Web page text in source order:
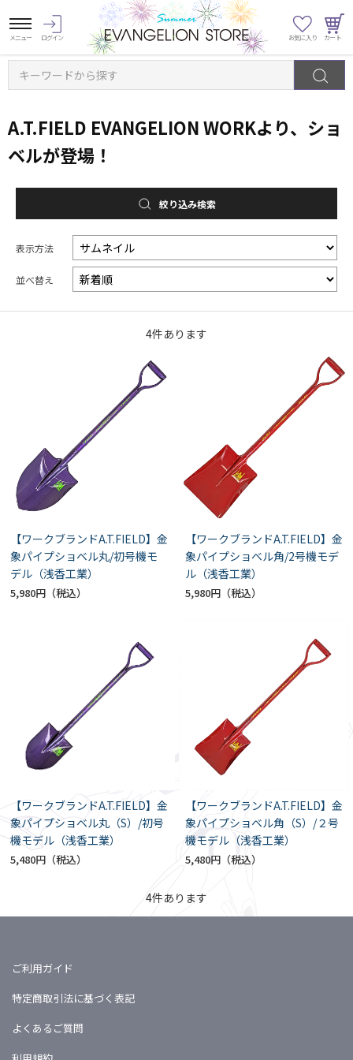
キーワードから探す
A.T.FIELD EVANGELION WORKより、ショ
ベルが登場！
絞り込み検索
表示方法
並べ替え
4件あります
【ワークブランドA.T.FIELD】金
象パイプショベル丸/初号機モ
デル（浅香工業）
5,980円
【ワークブランドA.T.FIELD】金
象パイプショベル角/2号機モデ
ル（浅香工業）
5,980円
【ワークブランドA.T.FIELD】金
象パイプショベル丸（S）/初号
機モデル（浅香工業）
5,480円
【ワークブランドA.T.FIELD】金
象パイプショベル角（S）/２号
機モデル（浅香工業）
5,480円
4件あります
ご利用ガイド
特定商取引法に基づく表記
よくあるご質問